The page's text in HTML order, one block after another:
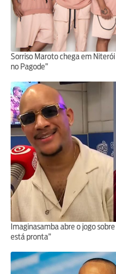
Sorriso Maroto chega em
no Pagode”
Imaginasamba abre o jogo
está pronta”